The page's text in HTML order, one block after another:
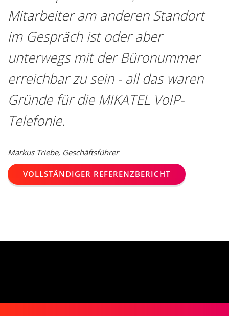
Mitarbeiter am anderen Standort
im Gespräch ist oder aber
unterwegs mit der Büronummer
erreichbar zu sein - all das waren
Gründe für die MIKATEL VoIP-
Telefonie.
Markus Triebe, Geschäftsführer
VOLLSTÄNDIGER REFERENZBERICHT